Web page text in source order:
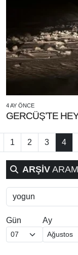
4 AY ÖNCE
GERCÜŞ’TE
1 2 3 4
ARŞİV
Gün Ay